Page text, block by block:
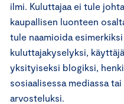
ilmi. Kuluttajaa ei tule
kaupallisen luonteen
tule naamioida
kuluttajakyselyksi,
yksityiseksi blogiksi,
sosiaalisessa mediassa
arvosteluksi.